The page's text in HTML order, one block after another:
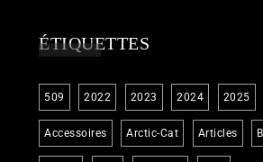
ÉTIQUETTES
509 2022 2023 2024 2025
Accessoires Arctic-Cat Articles